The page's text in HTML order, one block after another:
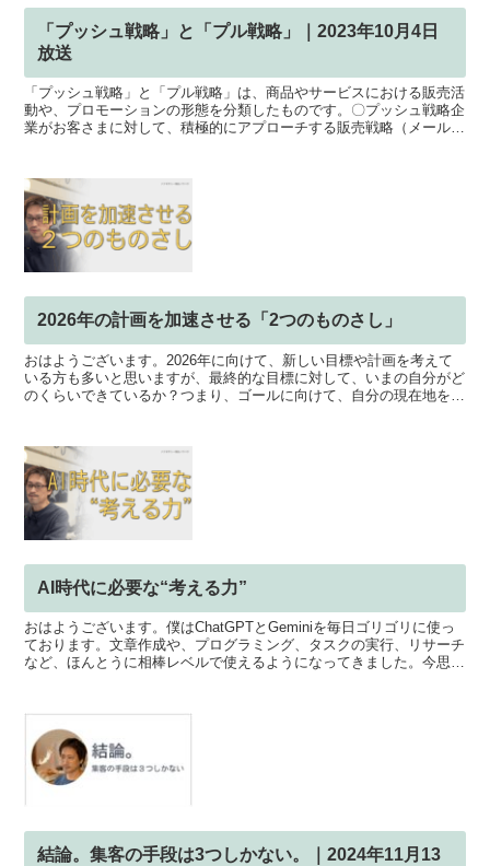
「プッシュ戦略」と「プル戦略」｜2023年10月4日
放送
「プッシュ戦略」と「プル戦略」は、商品やサービスにおける販売活
動や、プロモーションの形態を分類したものです。〇プッシュ戦略企
業がお客さまに対して、積極的にアプローチする販売戦略（メールや
2026年の計画を加速させる「2つのものさし」
おはようございます。2026年に向けて、新しい目標や計画を考えて
いる方も多いと思いますが、最終的な目標に対して、いまの自分がど
のくらいできているか？つまり、ゴールに向けて、自分の現在地を知
AI時代に必要な“考える力”
おはようございます。僕はChatGPTとGeminiを毎日ゴリゴリに使っ
ております。文章作成や、プログラミング、タスクの実行、リサーチ
など、ほんとうに相棒レベルで使えるようになってきました。今思え
結論。集客の手段は3つしかない。｜2024年11月13